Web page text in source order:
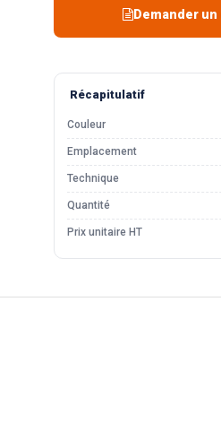
Demander
Récapitulatif
Couleur
Emplacement
Technique
Quantité
Prix unitaire HT